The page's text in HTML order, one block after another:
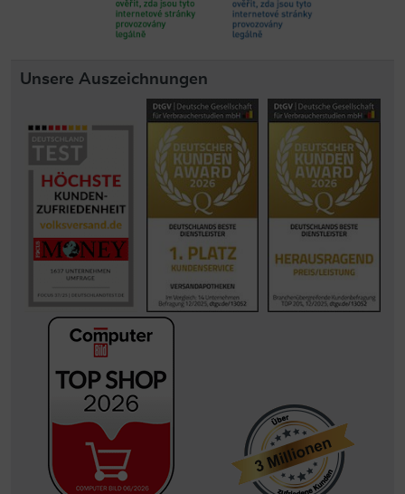
Unsere Auszeichnungen